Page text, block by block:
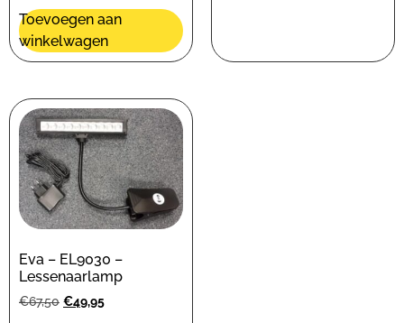
Toevoegen aan
winkelwagen
Eva – EL9030 –
Lessenaarlamp
€67,50 €49,95